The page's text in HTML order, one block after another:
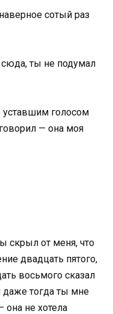
сотый раз
сюда, ты не подумал
голосом
— она моя
скрыл от меня, что
двадцать пятого,
восьмого сказал
даже тогда ты мне
она не хотела